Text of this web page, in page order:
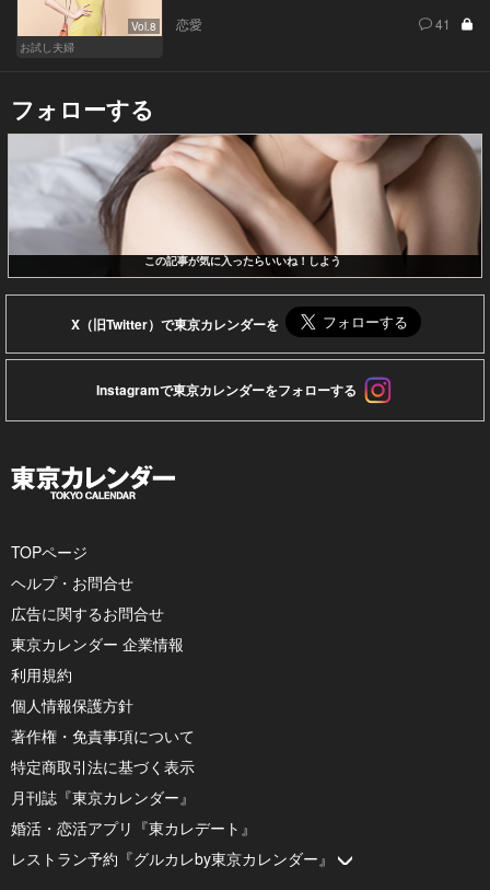
Vol.8
お試し夫婦
恋愛 41
フォローする
この記事が気に入ったらいいね！しよう
X（旧Twitter）で東京カレンダーを
Instagramで東京カレンダーをフォローする
TOPページ
ヘルプ・お問合せ
広告に関するお問合せ
東京カレンダー 企業情報
利用規約
個人情報保護方針
著作権・免責事項について
特定商取引法に基づく表示
月刊誌『東京カレンダー』
婚活・恋活アプリ『東カレデート』
レストラン予約『グルカレby東京カレンダー』